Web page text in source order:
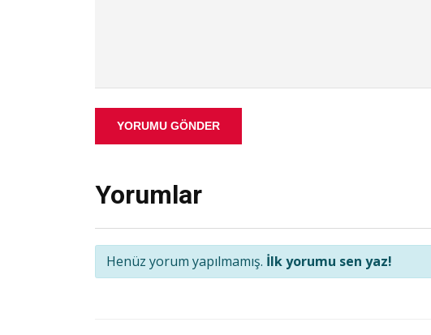
YORUMU GÖNDER
Yorumlar
Henüz yorum yapılmamış. İlk yorumu sen yaz!